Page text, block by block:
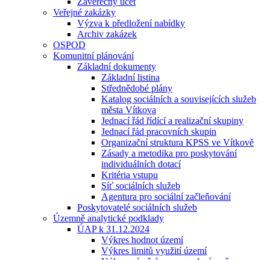
Veřejné zakázky
Výzva k předložení nabídky
Archiv zakázek
OSPOD
Komunitní plánování
Základní dokumenty
Základní listina
Střednědobé plány
Katalog sociálních a souvisejících služeb
města Vítkova
Jednací řád řídící a realizační skupiny
Jednací řád pracovních skupin
Organizační struktura KPSS ve Vítkově
Zásady a metodika pro poskytování
individuálních dotací
Kritéria vstupu
Síť sociálních služeb
Agentura pro sociální začleňování
Poskytovatelé sociálních služeb
Územně analytické podklady
ÚAP k 31.12.2024
Výkres hodnot území
Výkres limitů využití území